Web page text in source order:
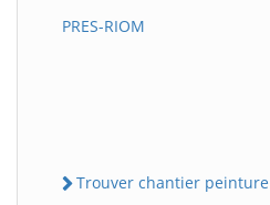
PRES-RIOM
Trouver chantier peinture